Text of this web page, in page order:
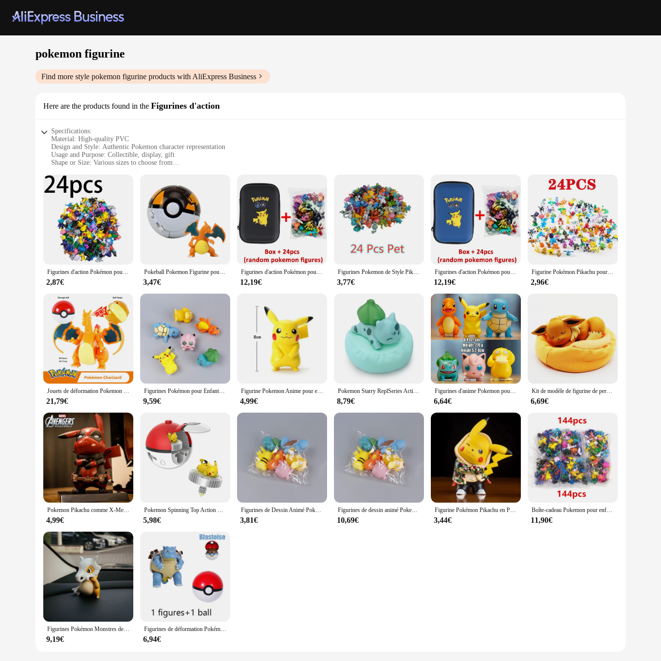
pokemon figurine
Find more style pokemon figurine products with AliExpress Business
Here are the products found in the Figurines d'action
Specifications:
Material: High-quality PVC
Design and Style: Authentic Pokemon character representation
Usage and Purpose: Collectible, display, gift
Shape or Size: Various sizes to choose from
Parts and Accessories: Includes display stand for each figurine
Features:
**Captivating Collectibles for Pokemon Enthusiasts**
Dive into the world of Pokemon with our exquisite collection of Pokemon figurines. Each piece is meticulously crafted from high-quality PVC, ensuring durability and a lifelike appearance. Whether
you're a seasoned collector or a newcomer to the Pokemon universe, these figurines are perfect for adding a touch of nostalgia and excitement to your collection. With a variety of sizes available, you
can choose the perfect figurine to display on your shelf or desk, or to gift to a fellow Pokemon fan.
**Versatile Display Options for Every Scenario**
Our Pokemon figurines aren't just collectibles; they're a statement of your love for the franchise. Each figurine comes with a display stand, allowing you to showcase your favorite Pokemon in a
dynamic pose. Whether you're setting up a dedicated Pokemon display in your room or adding a touch of whimsy to your office, these figurines are versatile enough to fit any environment. They're
not just for display; they're a conversation starter and a way to connect with fellow Pokemon enthusiasts.
**A Gift That's Always in Season**
Looking for a gift that's sure to delight? Our Pokemon figurines are the ideal present for any occasion. Whether it's a birthday, holiday, or just because, these figurines are a thoughtful and unique gift
that any Pokemon fan will cherish. They're perfect for collectors, gamers, or anyone who appreciates the charm and nostalgia of the Pokemon universe. With their wholesale availability, you can find
the perfect set to gift to friends, family, or even vendors looking to stock up on Pokemon memorabilia.
Figurines d'action Pokémon pour enfants, mini figurines non répétitives, jouet modèle Pikachu, poupées de renforcement Anime, cadeaux d'anniversaire, 2-3cm, 24-144 pièces
2,87€
Pokeball Pokemon Figurine pour enfants, Elf Ball, Anime Figure, Cartoons, Pikachu, Charizard, Pocket Monster, Pet, Action Model Toy, Gifts
3,47€
Figurines d'action Pokémon pour enfants, mini figurines non répétitives, jouet modèle Pikachu, poupées de renforcement Anime, cadeaux d'anniversaire, 2-3cm, ensemble de 24 pièces
12,19€
Figurines Pokemon de Style Pikachu, jouets de collection, modèle d'action, décoration ornementale, cadeau de noël pour enfants, 144
3,77€
Figurines d'action Pokémon pour enfants, mini figurines non répétitives, jouet modèle Pikachu, poupées de renforcement Anime, cadeaux d'anniversaire, 2-3cm, ensemble de 24 pièces
12,19€
Figurine Pokémon Pikachu pour enfants, jouets de renforcement, modèle d'anime, décoration ornementale, cadeau de Noël, style 144
2,96€
Jouets de déformation Pokemon Ball, Pikachu, Mewtwo, pouvez-vous arados, Pocket Monster, Pokeball, figurine d'action Pokemon, cadeau pour enfants
21,79€
Figurines Pokémon pour Enfants, Pikachu, Anime, Charmander, Psyresines, SLaura, Tile Jigglypuff, Bulbasaur, Modèle de Jouet, Cadeaux, Haute Qualité, 6Pcs
9,59€
Figurine Pokemon Anime pour enfants, Pikachu, Charmander, SLaura, Tle Bulbasaur, Psyresines, Butter Pet, Action Strengthening Model, Toy Gift, Cute, 5-8cm
4,99€
Pokemon Starry ReplSeries Action Figures, Pikachu, Eevee Poket Gift, Bulbasaur, Sicilax, Jirachi Monster Model Ornements
8,79€
Figurines d'anime Pokemon pour enfants, Pikachu, Charmander, Psyresines, SLaura, Jigglypuff, Bulbasaur, Poupées de renforcement Kawaii, Modèle de jouets, Cadeau chaud
6,64€
Kit de modèle de figurine de personnages d'anime Pokemon, réplique étoilée, Pikachu, série Bulbasaur, intérieur de voiture, position de sommeil à la main, jouets cadeaux
6,69€
Pokemon Pikachu comme X-Men Deadpool Figure Modèle Poupées Jouets, Mignon
4,99€
Pokemon Spinning Top Action Figure Set, Pikachu, Charmander, SLaura, Tle Mew, Eevee, Elf Ball, pouvez-vous ro Spinner Game, Strengthening Toy, Cadeau pour enfant
5,98€
Figurines de Dessin Animé Pokémon en PVC pour Enfant, Jouets Pikachu, Décoration de Voiture, Ornements, Cadeaux d'Anniversaire et de Noël, 6 Pièces/Ensemble
3,81€
Figurines de dessin animé Pokemon pour enfants, Pikachu, Charmander, Psyresines, SLaura, Tle Jigglypuff, Bulbasaur, Bulbasaur, Anime Kawaii, Butter Toys, Gifts
10,69€
Figurine Pokémon Pikachu en PVC pour enfants, modèle de dessin animé mignon, jouets animés, cadeaux pour enfants, Mini Q, 8cm
3,44€
Boîte-cadeau Pokemon pour enfants, figurine d'action Pikachu, jouets d'anime authentiques, cadeau de Noël, 1 à 144 pièces
11,90€
Figurines Pokémon Monstres de Poche Cubone, 8cm, Mignonnes, Ornements Montés sur Voiture, Modèle de Décoration, Jouets pour Enfants, Cadeaux
9,19€
Figurines de déformation Pokémon Anime, Pikachu, Eevee, Mewtwo, Greninja, Pokeball, figurine d'action pour animaux de compagnie, jouets modèles, cadeaux pour enfants, 12 styles
6,94€